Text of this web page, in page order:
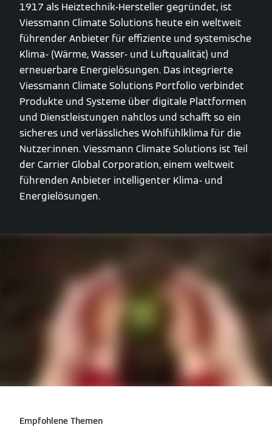
1917 als Heiztechnik-Hersteller gegründet, ist
Viessmann Climate Solutions heute ein weltweit
führender Anbieter für effiziente und systemische
Klima- (Wärme, Wasser- und Luftqualität) und
erneuerbare Energielösungen. Das integrierte
Viessmann Climate Solutions Portfolio verbindet
Produkte und Systeme über digitale Plattformen
und Dienstleistungen nahtlos und schafft so ein
sicheres und verlässliches Wohlfühlklima für die
Nutzer:innen. Viessmann Climate Solutions ist Teil
der Carrier Global Corporation, einem weltweit
führenden Anbieter intelligenter Klima- und
Energielösungen.
Empfohlene Themen